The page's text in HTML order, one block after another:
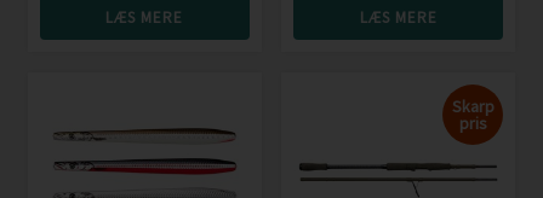
LÆS MERE LÆS MERE
Skarp
pris